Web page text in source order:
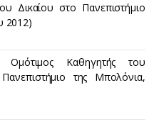
Δικαίου στο Πανεπιστήμιο
2012)
Ομότιμος Καθηγητής του
της Μπολόνια,